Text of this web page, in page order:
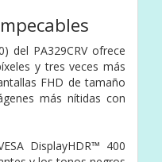
del PA329CRV ofrece
y tres veces más
FHD de tamaño
más nítidas con
DisplayHDR™ 400